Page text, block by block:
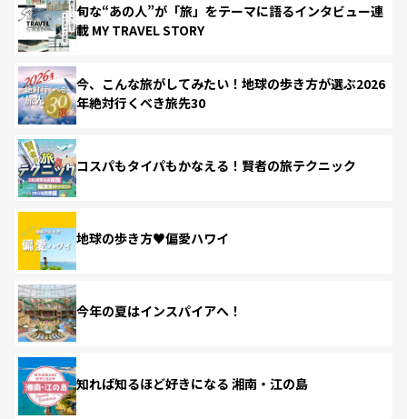
旬な“あの人”が「旅」をテーマに語るインタビュー連
載 MY TRAVEL STORY
今、こんな旅がしてみたい！地球の歩き方が選ぶ2026
年絶対行くべき旅先30
コスパもタイパもかなえる！賢者の旅テクニック
地球の歩き方♥偏愛ハワイ
今年の夏はインスパイアへ！
知れば知るほど好きになる 湘南・江の島